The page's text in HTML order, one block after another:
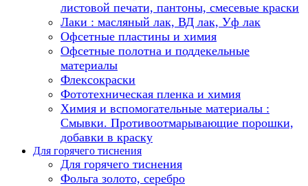
листовой печати, пантоны, смесевые краски
Лаки : масляный лак, ВД лак, Уф лак
Офсетные пластины и химия
Офсетные полотна и поддекельные
материалы
Флексокраски
Фототехническая пленка и химия
Химия и вспомогательные материалы :
Смывки. Противоотмарывающие порошки,
добавки в краску
Для горячего тиснения
Для горячего тиснения
Фольга золото, серебро